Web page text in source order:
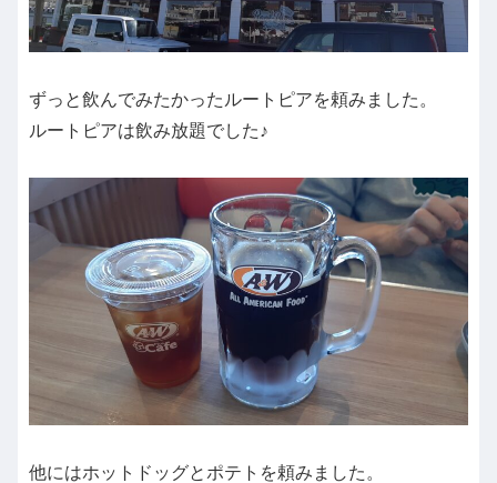
ずっと飲んでみたかったルートピアを頼みました。
ルートピアは飲み放題でした♪
他にはホットドッグとポテトを頼みました。